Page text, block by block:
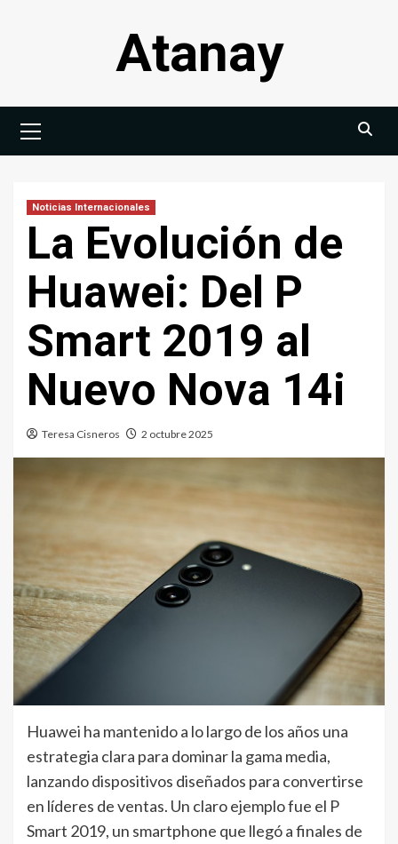
Atanay
principal
Noticias Internacionales
La Evolución de
Huawei: Del P
Smart 2019 al
Nuevo Nova 14i
Teresa Cisneros 2 octubre 2025
Huawei ha mantenido a lo largo de los años una
estrategia clara para dominar la gama media,
lanzando dispositivos diseñados para convertirse
en líderes de ventas. Un claro ejemplo fue el P
Smart 2019, un smartphone que llegó a finales de